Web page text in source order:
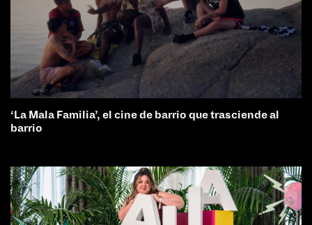
‘La Mala Familia’, el cine de barrio que trasciende al
barrio